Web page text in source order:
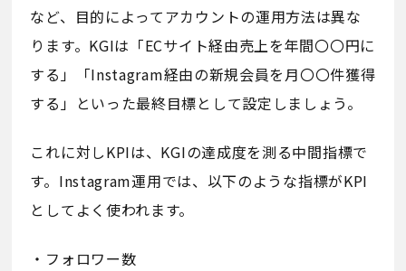
など、目的によってアカウントの運用方法は異な
ります。KGIは「ECサイト経由売上を年間〇〇円に
する」「Instagram経由の新規会員を月〇〇件獲得
する」といった最終目標として設定しましょう。
これに対しKPIは、KGIの達成度を測る中間指標で
す。Instagram運用では、以下のような指標がKPI
としてよく使われます。
・フォロワー数